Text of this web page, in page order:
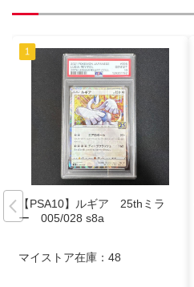
【PSA10】ルギア 25thミラ
ー 005/028 s8a
マイストア在庫： 48